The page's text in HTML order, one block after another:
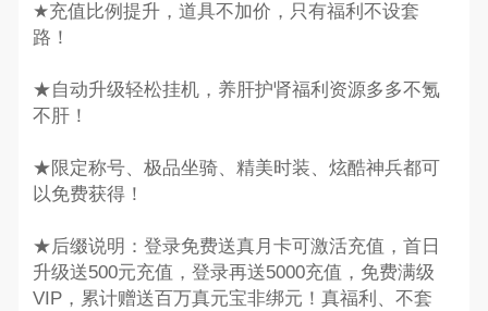
★充值比例提升，道具不加价，只有福利不设套
路！
★自动升级轻松挂机，养肝护肾福利资源多多不氪
不肝！
★限定称号、极品坐骑、精美时装、炫酷神兵都可
以免费获得！
★后缀说明：登录免费送真月卡可激活充值，首日
升级送500元充值，登录再送5000充值，免费满级
VIP，累计赠送百万真元宝非绑元！真福利、不套